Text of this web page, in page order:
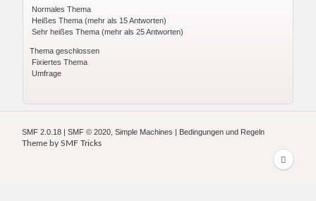
Normales Thema
Heißes Thema (mehr als 15 Antworten)
Sehr heißes Thema (mehr als 25 Antworten)
Thema geschlossen
Fixiertes Thema
Umfrage
SMF 2.0.18 |SMF © 2020 ,Simple Machines | Bedingungen und Regeln
Theme bySMF Tricks